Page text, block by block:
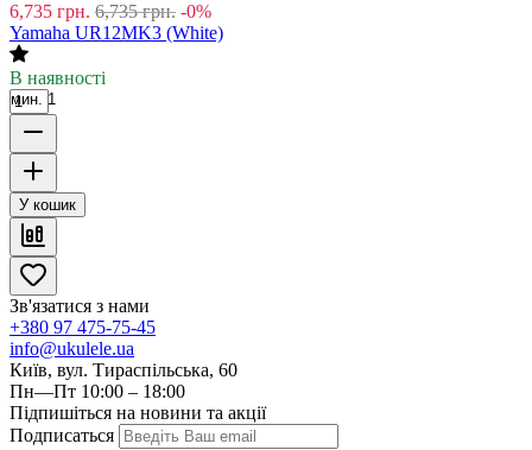
6,735 грн. 6,735 грн. -0%
Yamaha UR12MK3 (White)
В наявності
мин. 1
У кошик
Зв'язатися з нами
+380 97 475-75-45
info@ukulele.ua
Київ, вул. Тираспільська, 60
Пн—Пт 10:00 – 18:00
Підпишіться на новини та акції
Подписаться